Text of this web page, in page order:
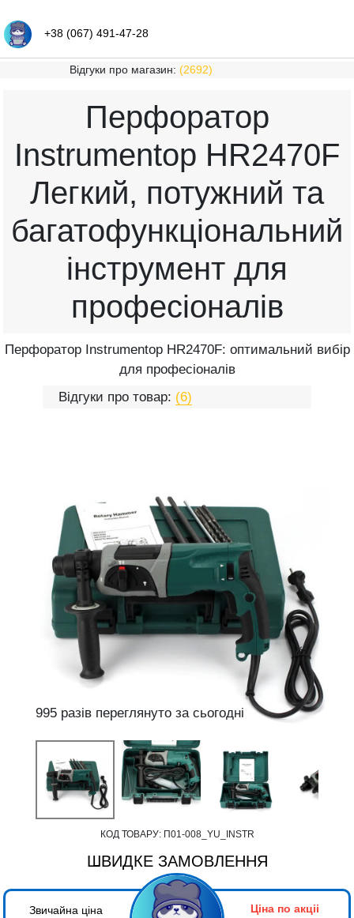
+38 (067) 491-47-28
Відгуки про магазин: (2692)
Перфоратор
Instrumentop HR2470F
Легкий, потужний та
багатофункціональний
інструмент для
професіоналів
Перфоратор Instrumentop HR2470F: оптимальний вибір
для професіоналів
Відгуки про товар: (6)
995 разів переглянуто за сьогодні
КОД ТОВАРУ: П01-008_YU_INSTR
ШВИДКЕ ЗАМОВЛЕННЯ
Звичайна ціна Ціна по акціі